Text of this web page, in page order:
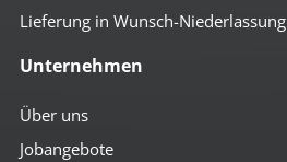
Lieferung in Wunsch-Niederlassung
Unternehmen
Über uns
Jobangebote